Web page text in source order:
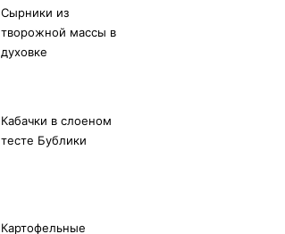
Сырники из
творожной массы в
духовке
Кабачки в слоеном
тесте Бублики
Картофельные